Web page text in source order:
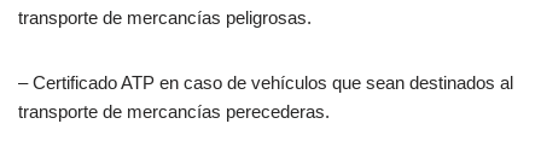
transporte de mercancías peligrosas.
– Certificado ATP en caso de vehículos que sean destinados al
transporte de mercancías perecederas.